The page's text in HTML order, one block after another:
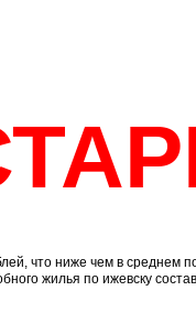
что ниже чем в среднем
жилья по ижевску